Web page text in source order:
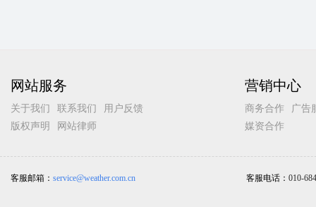
网站服务
关于我们 联系我们
用户反馈
版权声明
网站律师
营销中心
商务合作
广告
媒资合作
客服邮箱： service@weather.com.cn 客服电话： 010-